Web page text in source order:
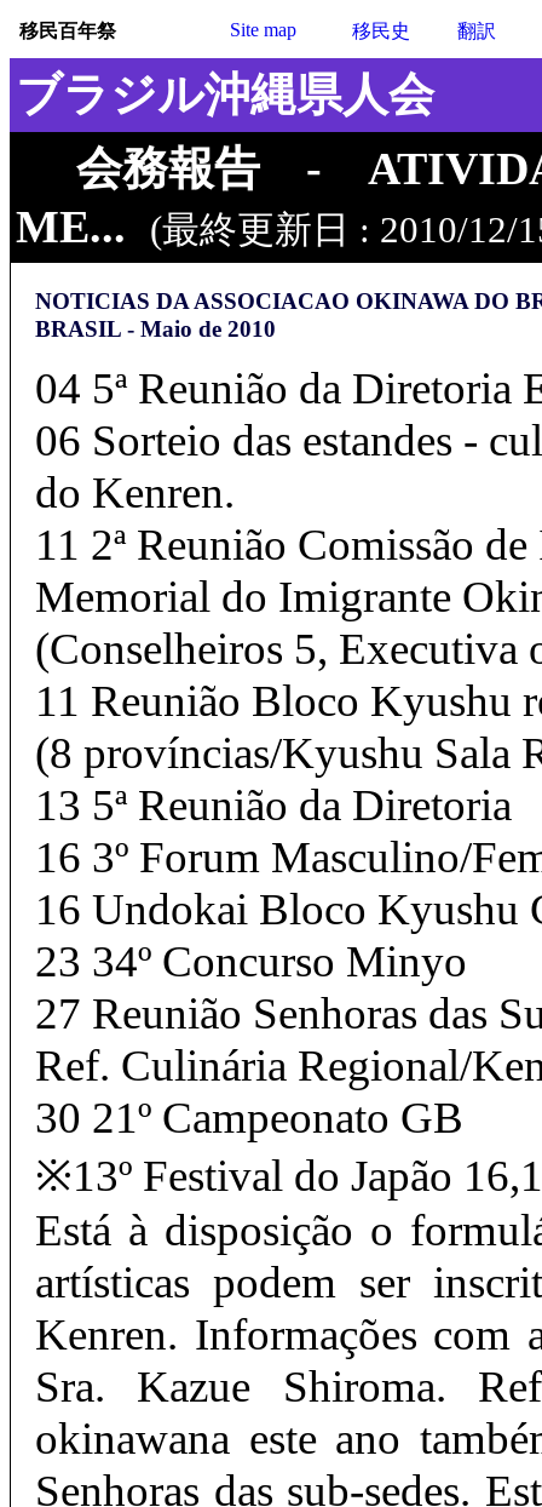
移民百年祭 Site map 移民史 翻訳
ブラジル沖縄県人会
会務報告 -
ME...
(最終更新日 : 2010/12/
NOTICIAS DA ASSOCIACAO OKINAWA DO
BRASIL - Maio de 2010
04 5ª Reunião da Diretoria
06 Sorteio das estandes -
do Kenren.
11 2ª Reunião Comissão
Memorial do Imigrante
(Conselheiros 5, Executiva
11 Reunião Bloco Kyushu
(8 províncias/Kyushu Sala
13 5ª Reunião da Diretoria
16 3º Forum Masculino/
16 Undokai Bloco Kyushu
23 34º Concurso Minyo
27 Reunião Senhoras das
Ref. Culinária Regional/
30 21º Campeonato GB
※13º Festival do Japão
Está à disposição o
artísticas podem ser
Kenren. Informações com
Sra. Kazue Shiroma.
okinawana este ano
Senhoras das sub-sedes.